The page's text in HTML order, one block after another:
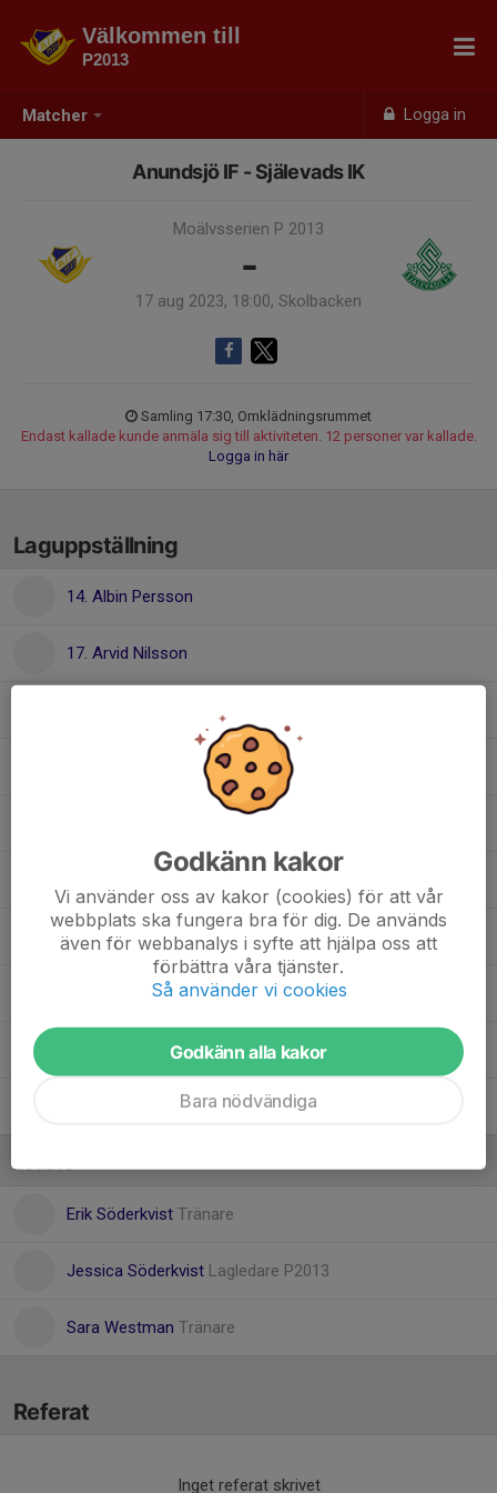
Matcher Logga in
Välkommen till
P2013
Anundsjö IF - Själevads IK
Moälvsserien P 2013
-
17 aug 2023, 18:00, Skolbacken
Samling 17:30, Omklädningsrummet
Endast kallade kunde anmäla sig till aktiviteten. 12 personer var kallade.
Logga in här
Laguppställning
14. Albin Persson
17. Arvid Nilsson
47. Jack Söderkvist
82. Jermak Tsumakov
86. Oskar Westman
48. Walter Näslund
Ledare
Erik Söderkvist Tränare
Jessica Söderkvist Lagledare P2013
Sara Westman Tränare
Referat
Inget referat skrivet
Godkänn kakor
Vi använder oss av kakor (cookies) för att vår
webbplats ska fungera bra för dig. De används
även för webbanalys i syfte att hjälpa oss att
förbättra våra tjänster.
Så använder vi cookies
Godkänn alla kakor
Bara nödvändiga